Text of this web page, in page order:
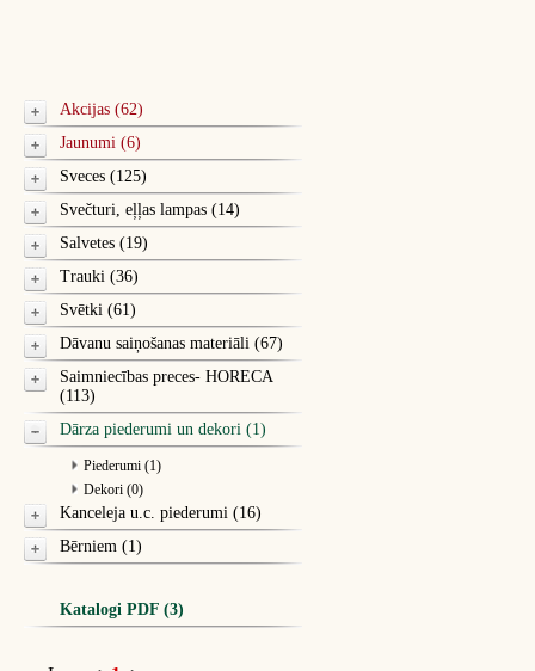
Akcijas (62)
Jaunumi (6)
Sveces (125)
Svečturi, eļļas lampas (14)
Salvetes (19)
Trauki (36)
Svētki (61)
Dāvanu saiņošanas materiāli (67)
Saimniecības preces- HORECA
(113)
Dārza piederumi un dekori (1)
Piederumi (1)
Dekori (0)
Kanceleja u.c. piederumi (16)
Bērniem (1)
Katalogi PDF (3)